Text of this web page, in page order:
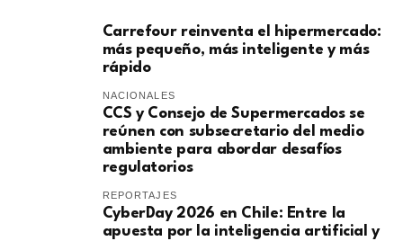
Carrefour reinventa el hipermercado:
más pequeño, más inteligente y más
rápido
NACIONALES
CCS y Consejo de Supermercados se
reúnen con subsecretario del medio
ambiente para abordar desafíos
regulatorios
REPORTAJES
CyberDay 2026 en Chile: Entre la
apuesta por la inteligencia artificial y